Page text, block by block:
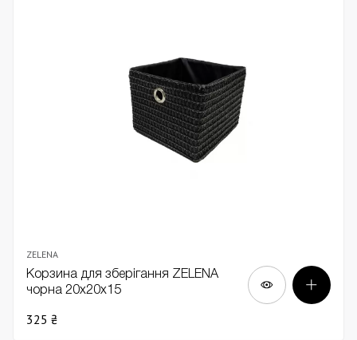
ZELENA
Корзина для зберігання ZELENA
чорна 20х20х15
325 ₴